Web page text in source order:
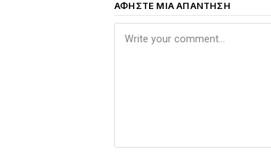
ΑΦΉΣΤΕ ΜΙΑ ΑΠΆΝΤΗΣΗ